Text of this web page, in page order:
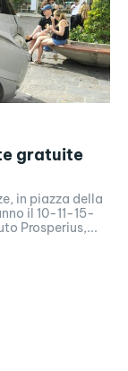
gratuite
in piazza della
il 10-11-15-
Prosperius,...